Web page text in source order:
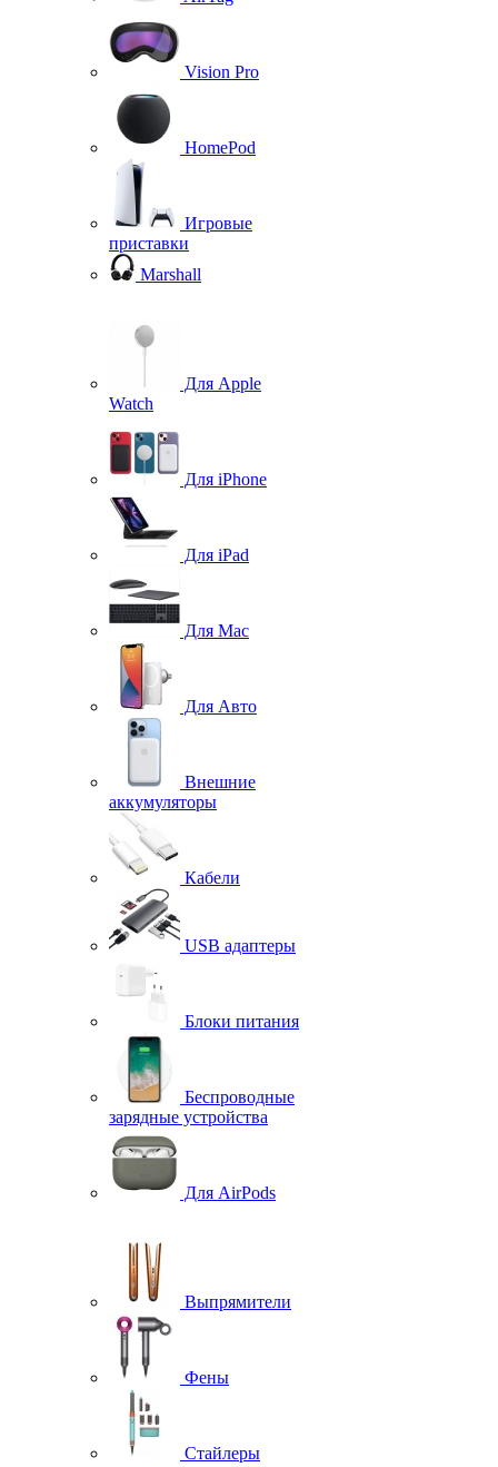
Vision Pro
HomePod
Игровые
приставки
Marshall
Для Apple
Watch
Для iPhone
Для iPad
Для Mac
Для Авто
Внешние
аккумуляторы
Кабели
USB адаптеры
Блоки питания
Беспроводные
зарядные устройства
Для AirPods
Выпрямители
Фены
Стайлеры